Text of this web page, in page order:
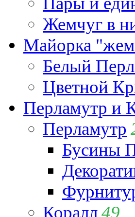
Жемчуг в
Майорка
Белый
Цветной
Перламутр и
Перламутр
Бусины
Коралл49